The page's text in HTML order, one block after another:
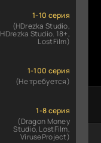
1-10 серия
(HDrezka Studio,
HDrezka Studio. 18+,
LostFilm)
1-100 серия
(Не требуется)
1-8 серия
(Dragon Money
Studio, LostFilm,
ViruseProject)